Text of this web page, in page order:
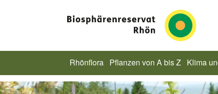
Rhönflora Pflanzen von A bis Z Klima